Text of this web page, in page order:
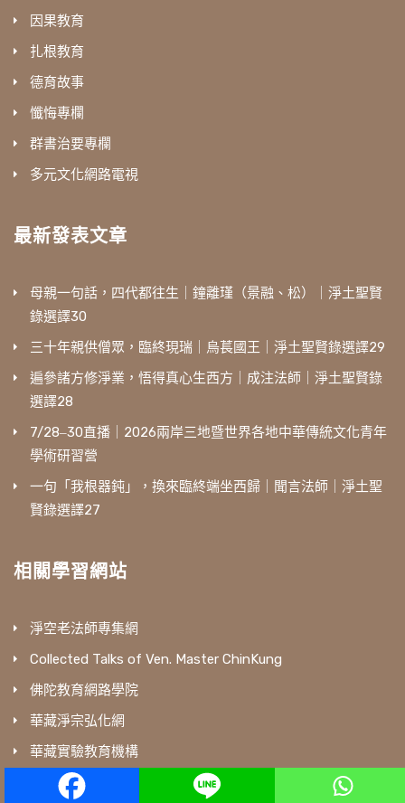
因果教育
扎根教育
德育故事
懺悔專欄
群書治要專欄
多元文化網路電視
最新發表文章
母親一句話，四代都往生｜鐘離瑾（景融、松）｜淨土聖賢
錄選譯30
三十年親供僧眾，臨終現瑞｜烏萇國王｜淨土聖賢錄選譯29
遍參諸方修淨業，悟得真心生西方｜成注法師｜淨土聖賢錄
選譯28
7/28‒30直播｜2026兩岸三地暨世界各地中華傳統文化青年
學術研習營
一句「我根器鈍」，換來臨終端坐西歸｜聞言法師｜淨土聖
賢錄選譯27
相關學習網站
淨空老法師專集網
Collected Talks of Ven. Master ChinKung
佛陀教育網路學院
華藏淨宗弘化網
華藏實驗教育機構
徐醒民先生專輯網